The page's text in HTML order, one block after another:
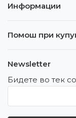
Информации
Помош при
Newsletter
Бидете во тек